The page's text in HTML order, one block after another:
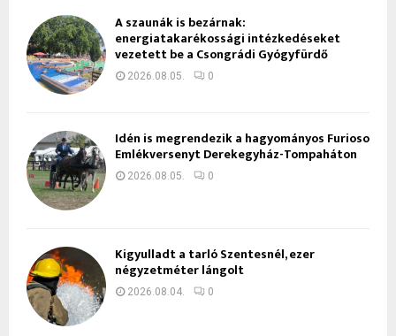
A szaunák is bezárnak:
energiatakarékossági intézkedéseket
vezetett be a Csongrádi Gyógyfürdő
2026.08.05. 0
Idén is megrendezik a hagyományos Furioso
Emlékversenyt Derekegyház-Tompaháton
2026.08.05. 0
Kigyulladt a tarló Szentesnél, ezer
négyzetméter lángolt
2026.08.04. 0